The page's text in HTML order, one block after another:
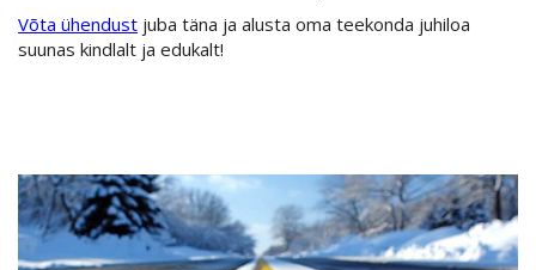
Võta ühendust juba täna ja alusta oma teekonda juhiloa
suunas kindlalt ja edukalt!